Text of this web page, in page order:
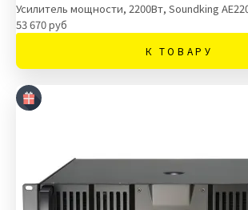
Усилитель мощности, 2200Вт, Soundking
53 670 руб
К ТОВАРУ